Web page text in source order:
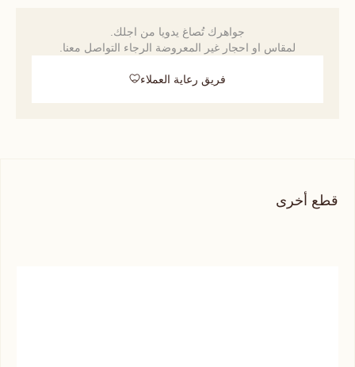
جواهرك تُصاغ يدويا من اجلك.
لمقاس او احجار غير المعروضة الرجاء التواصل معنا.
فريق رعاية العملاء
قطع أخرى